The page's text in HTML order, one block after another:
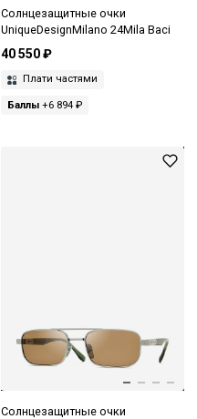
Солнцезащитные очки
UniqueDesignMilano 24Mila Baci
40 550 ₽
Плати частями
Баллы+6 894 ₽
Солнцезащитные очки